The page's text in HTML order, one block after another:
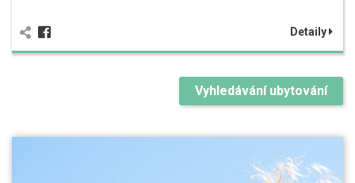
Detaily
Vyhledávání ubytování